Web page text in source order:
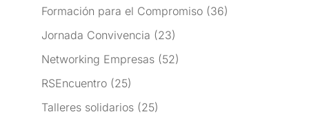
Formación para el Compromiso(36)
Jornada Convivencia (23)
Networking Empresas(52)
RSEncuentro(25)
Talleres solidarios(25)